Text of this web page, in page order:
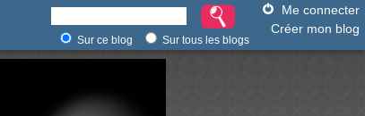
Me connecter
Créer mon blog
Sur ce blog Sur tous les blogs